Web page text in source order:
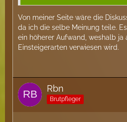
Von meiner Seite wäre die
da ich die selbe Meinung teile.
ein höherer Aufwand, weshalb ja
Einsteigerarten verwiesen wird.
Rbn
Brutpfleger